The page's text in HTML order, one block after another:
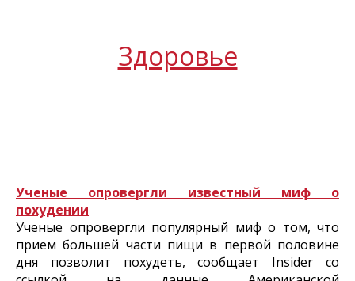
Здоровье
Ученые опровергли известный миф о
похудении
Ученые опровергли популярный миф о том, что
прием большей части пищи в первой половине
дня позволит похудеть, сообщает Insider со